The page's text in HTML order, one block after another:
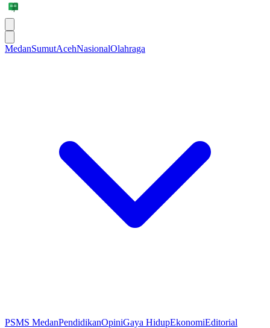
MedanSumutAcehNasionalOlahraga
PSMS MedanPendidikanOpiniGaya HidupEkonomiEditorial